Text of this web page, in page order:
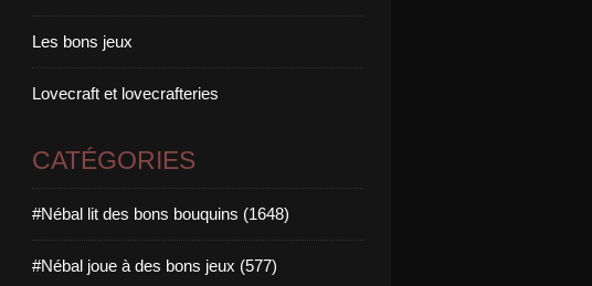
Les bons jeux
Lovecraft et lovecrafteries
CATÉGORIES
#Nébal lit des bons bouquins (1648)
#Nébal joue à des bons jeux (577)